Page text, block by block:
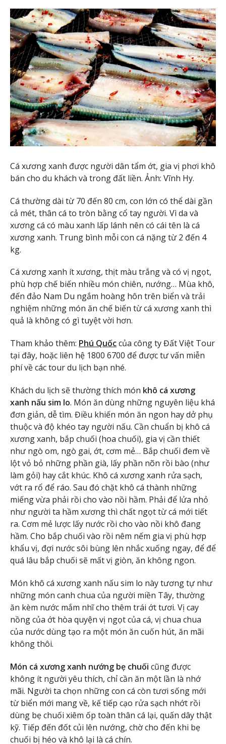
Cá xương xanh được người dân tẩm ớt, gia vị phơi khô
bán cho du khách và trong đất liền. Ảnh: Vĩnh Hy.
Cá thường dài từ 70 đến 80 cm, con lớn có thể dài gần
cả mét, thân cá to tròn bằng cổ tay người. Vì da và
xương cá có màu xanh lấp lánh nên có cái tên là cá
xương xanh. Trung bình mỗi con cá nặng từ 2 đến 4
kg.
Cá xương xanh ít xương, thịt màu trắng và có vị ngọt,
phù hợp chế biến nhiều món chiên, nướng… Mùa khô,
đến đảo Nam Du ngắm hoàng hôn trên biển và trải
nghiệm những món ăn chế biến từ cá xương xanh thì
quả là không có gì tuyệt vời hơn.
Tham khảo thêm: Phú Quốccủa công ty Đất Việt Tour
tại đây, hoặc liên hệ 1800 6700 để được tư vấn miễn
phí về các tour du lịch bạn nhé.
Khách du lịch sẽ thường thích món khô cá xương
xanh nấu sim lo. Món ăn dùng những nguyên liệu khá
đơn giản, dễ tìm. Điều khiến món ăn ngon hay dở phụ
thuộc và độ khéo tay người nấu. Cần chuẩn bị khô cá
xương xanh, bắp chuối (hoa chuối), gia vị cần thiết
như ngò om, ngò gai, ớt, cơm mẻ… Bắp chuối đem về
lột vỏ bỏ những phần già, lấy phần nõn rồi bào (như
làm gỏi) hay cắt khúc. Khô cá xương xanh rửa sạch,
vớt ra rổ để ráo. Sau đó chặt khô cá thành những
miếng vừa phải rồi cho vào nồi hầm. Phải để lửa nhỏ
như người ta hầm xương thì chất ngọt từ cá mới tiết
ra. Cơm mẻ lược lấy nước rồi cho vào nồi khô đang
hầm. Cho bắp chuối vào rồi nêm nếm gia vị phù hợp
khẩu vị, đợi nước sôi bùng lên nhắc xuống ngay, để để
quá lâu bắp chuối sẽ mất vị giòn, ăn không ngon.
Món khô cá xương xanh nấu sim lo này tương tự như
những món canh chua của người miền Tây, thường
ăn kèm nước mắm nhĩ cho thêm trái ớt tươi. Vị cay
nồng của ớt hòa quyện vị ngọt của cá, vị chua chua
của nước dùng tạo ra một món ăn cuốn hút, ăn mãi
không thôi.
Món cá xương xanh nướng bẹ chuối cũng được
không ít người yêu thích, chỉ cần ăn một lần là nhớ
mãi. Người ta chọn những con cá còn tươi sống mới
từ biển mới mang về, kế tiếp cạo rửa sạch nhớt rồi
dùng bẹ chuối xiêm ốp toàn thân cá lại, quấn dây thật
kỹ. Tiếp đến đốt củi lên nướng, chờ cho đến khi bẹ
chuối bị héo và khô lại là cá chín.